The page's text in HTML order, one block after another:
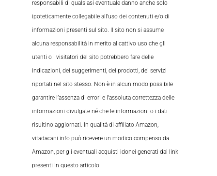
responsabili di qualsiasi eventuale danno anche solo
ipoteticamente collegabile all’uso dei contenuti e/o di
informazioni presenti sul sito. Il sito non si assume
alcuna responsabilità in merito al cattivo uso che gli
utenti o i visitatori del sito potrebbero fare delle
indicazioni, dei suggerimenti, dei prodotti, dei servizi
riportati nel sito stesso. Non è in alcun modo possibile
garantire l’assenza di errori e l’assoluta correttezza delle
informazioni divulgate né che le informazioni o i dati
risultino aggiornati. In qualità di affiliato Amazon,
vitadacani.info può ricevere un modico compenso da
Amazon, per gli eventuali acquisti idonei generati dai link
presenti in questo articolo.